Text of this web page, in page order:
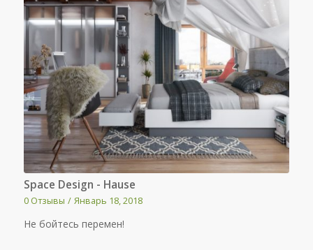
Space Design - Hause
0 Отзывы / Январь 18, 2018
Не бойтесь перемен!